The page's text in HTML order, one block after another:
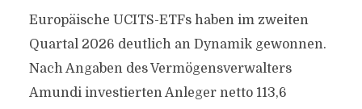
Europäische UCITS-ETFs haben im zweiten
Quartal 2026 deutlich an Dynamik gewonnen.
Nach Angaben des Vermögensverwalters
Amundi investierten Anleger netto 113,6